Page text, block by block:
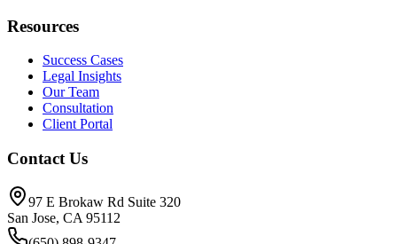
Resources
Success Cases
Legal Insights
Our Team
Consultation
Client Portal
Contact Us
97 E Brokaw Rd Suite 320
San Jose, CA 95112